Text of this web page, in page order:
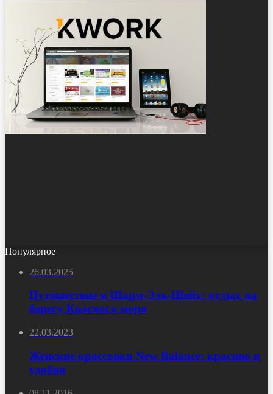
Популярное
26.03.2025
Путешествие в Шарм-Эль-Шейх: отдых на
берегу Красного моря
22.03.2023
Женские кроссовки New Balance: красиво и
удобно